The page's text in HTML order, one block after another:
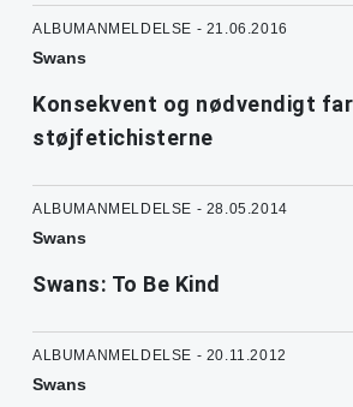
ALBUMANMELDELSE - 21.06.2016
Swans
Konsekvent og nødvendigt
støjfetichisterne
ALBUMANMELDELSE - 28.05.2014
Swans
Swans: To Be Kind
ALBUMANMELDELSE - 20.11.2012
Swans